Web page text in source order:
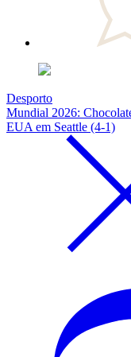
Desporto
Mundial 2026:
EUA em Seattle (4-1)